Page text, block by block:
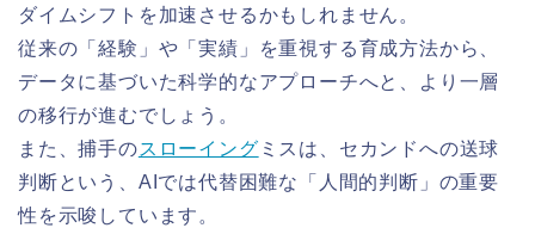
ダイムシフトを加速させるかもしれません。
従来の「経験」や「実績」を重視する育成方法から、
データに基づいた科学的なアプローチへと、より一層
の移行が進むでしょう。
また、捕手のスローイング ミスは、セカンドへの送球
判断という、AIでは代替困難な「人間的判断」の重要
性を示唆しています。